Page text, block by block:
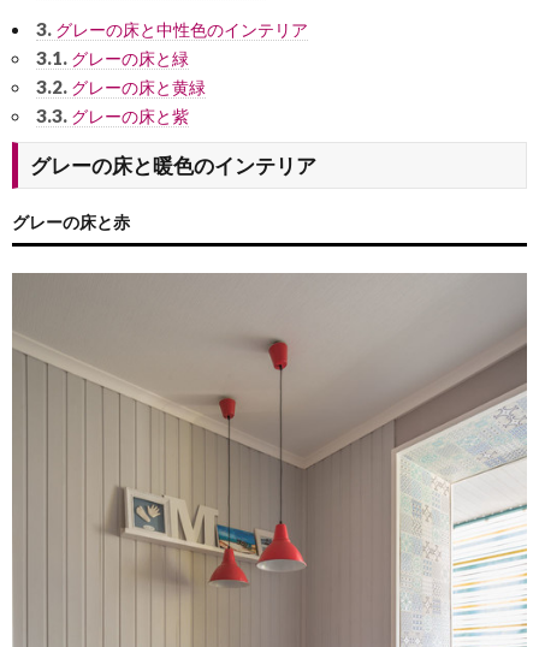
3. グレーの床と中性色のインテリア
3.1. グレーの床と緑
3.2. グレーの床と黄緑
3.3. グレーの床と紫
グレーの床と暖色のインテリア
グレーの床と赤